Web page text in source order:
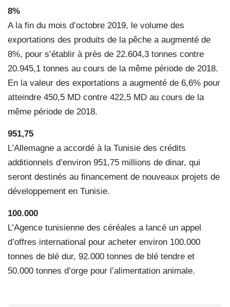
8%
A la fin du mois d’octobre 2019, le volume des
exportations des produits de la pêche a augmenté de
8%, pour s’établir à près de 22.604,3 tonnes contre
20.945,1 tonnes au cours de la même période de 2018.
En la valeur des exportations a augmenté de 6,6% pour
atteindre 450,5 MD contre 422,5 MD au cours de la
même période de 2018.
951,75
L’Allemagne a accordé à la Tunisie des crédits
additionnels d’environ 951,75 millions de dinar, qui
seront destinés au financement de nouveaux projets de
développement en Tunisie.
100.000
L’Agence tunisienne des céréales a lancé un appel
d’offres international pour acheter environ 100.000
tonnes de blé dur, 92.000 tonnes de blé tendre et
50.000 tonnes d’orge pour l’alimentation animale.